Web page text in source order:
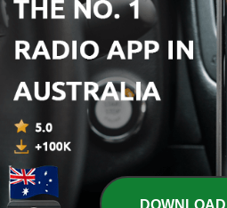
Snapped: Women Who
Murder